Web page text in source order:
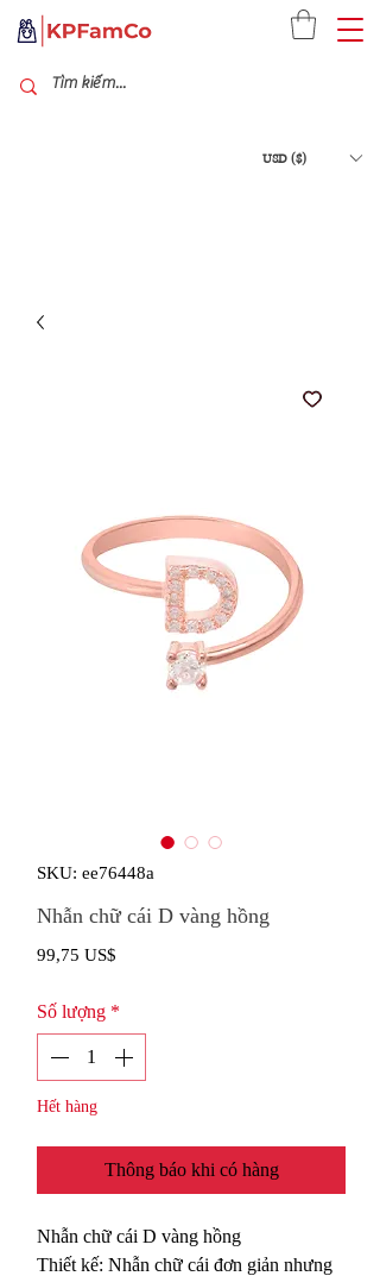
USD ($)
SKU: ee76448a
Nhẫn chữ cái D vàng hồng
99,75 US$
Số lượng *
Hết hàng
Thông báo khi có hàng
Nhẫn chữ cái D vàng hồng
Thiết kế: Nhẫn chữ cái đơn giản nhưng